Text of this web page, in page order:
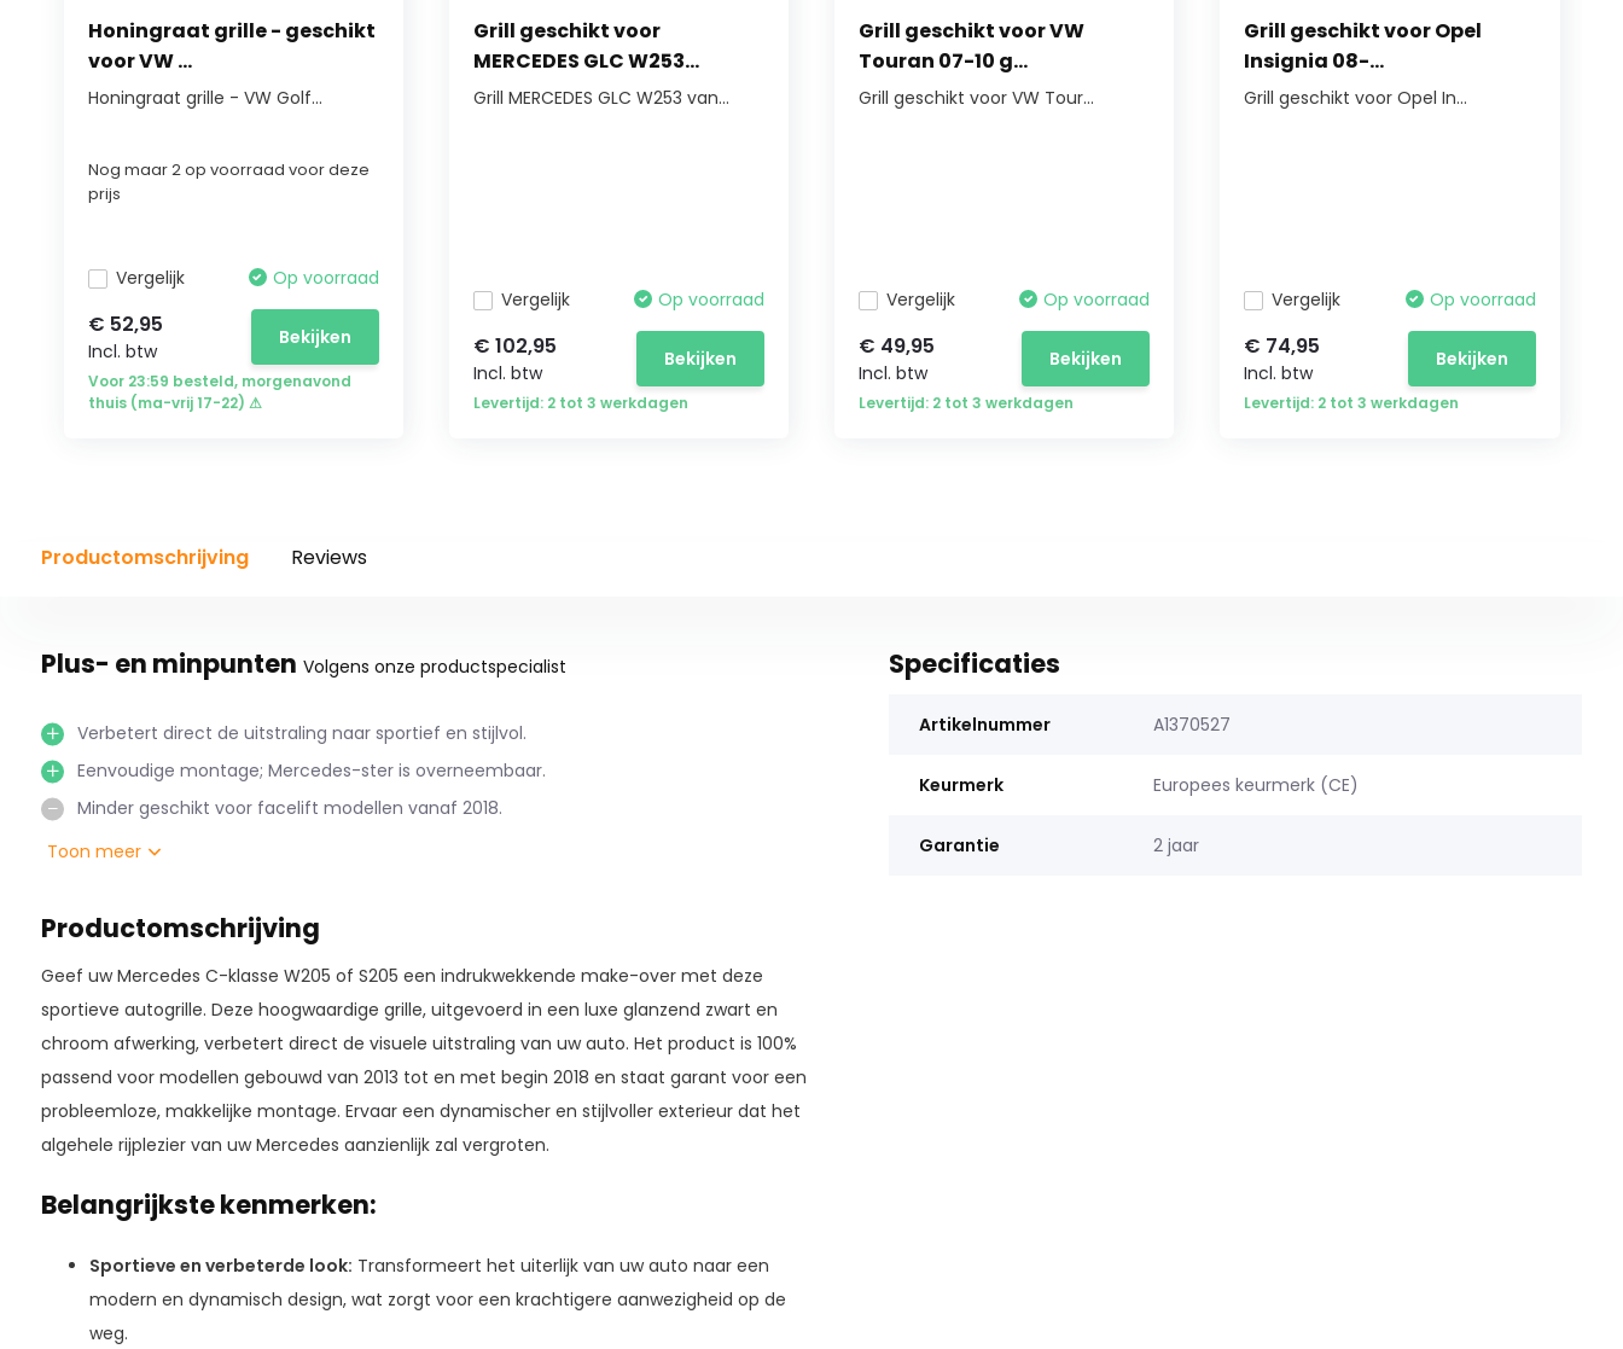
Honingraat grille - geschikt
voor VW ...
Honingraat grille - VW Golf...
Nog maar 2 op voorraad voor deze
prijs
Vergelijk Op voorraad
€ 52,95
Incl. btw
Bekijken
Voor 23:59 besteld, morgenavond
thuis (ma-vrij 17-22) ⚠
Grill geschikt voor
MERCEDES GLC W253...
Grill MERCEDES GLC W253 van...
Vergelijk Op voorraad
€ 102,95
Incl. btw
Bekijken
Levertijd: 2 tot 3 werkdagen
Grill geschikt voor VW
Touran 07-10 g...
Grill geschikt voor VW Tour...
Vergelijk Op voorraad
€ 49,95
Incl. btw
Bekijken
Levertijd: 2 tot 3 werkdagen
Grill geschikt voor Opel
Insignia 08-...
Grill geschikt voor Opel In...
Vergelijk Op voorraad
€ 74,95
Incl. btw
Bekijken
Levertijd: 2 tot 3 werkdagen
Productomschrijving Reviews
Plus- en minpunten Volgens onze productspecialist
Verbetert direct de uitstraling naar sportief en stijlvol.
Eenvoudige montage; Mercedes-ster is overneembaar.
Minder geschikt voor facelift modellen vanaf 2018.
Toon meer
Productomschrijving
Geef uw Mercedes C-klasse W205 of S205 een indrukwekkende make-over met deze
sportieve autogrille. Deze hoogwaardige grille, uitgevoerd in een luxe glanzend zwart en
chroom afwerking, verbetert direct de visuele uitstraling van uw auto. Het product is 100%
passend voor modellen gebouwd van 2013 tot en met begin 2018 en staat garant voor een
probleemloze, makkelijke montage. Ervaar een dynamischer en stijlvoller exterieur dat het
algehele rijplezier van uw Mercedes aanzienlijk zal vergroten.
Belangrijkste kenmerken:
Sportieve en verbeterde look: Transformeert het uiterlijk van uw auto naar een
modern en dynamisch design, wat zorgt voor een krachtigere aanwezigheid op de
weg.
Specificaties
Artikelnummer A1370527
Keurmerk Europees keurmerk (CE)
Garantie 2 jaar